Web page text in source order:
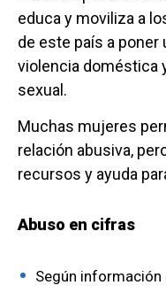
Muchas mujeres
relación abusiva,
recursos y ayuda
Abuso en cifras
Según información